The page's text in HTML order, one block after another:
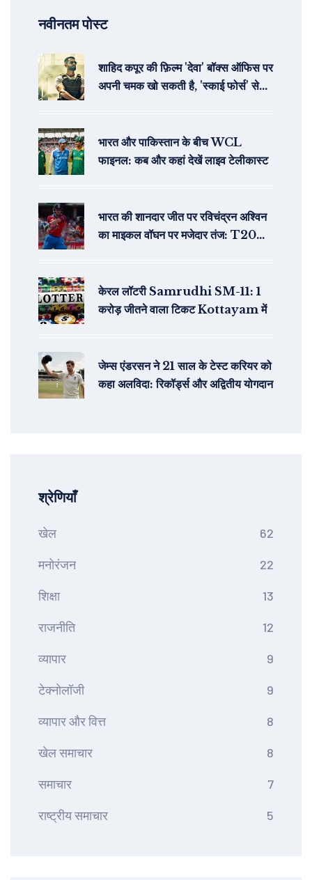
नवीनतम पोस्ट
शाहिद कपूर की फ़िल्म 'देवा' बॉक्स ऑफिस पर
अपनी चमक खो सकती है, 'स्काई फोर्स' से
भारत और पाकिस्तान के बीच WCL
फाइनल: कब और कहां देखें लाइव टेलीकास्ट
भारत की शानदार जीत पर रविचंद्रन अश्विन
का माइकल वॉघन पर मजेदार तंज: T20
केरल लॉटरी Samrudhi SM-11: 1
करोड़ जीतने वाला टिकट Kottayam में
जेम्स एंडरसन ने 21 साल के टेस्ट करियर को
कहा अलविदा: रिकॉर्ड्स और अद्वितीय योगदान
श्रेणियाँ
खेल 62
मनोरंजन 22
शिक्षा 13
राजनीति 12
व्यापार 9
टेक्नोलॉजी 9
व्यापार और वित्त 8
खेल समाचार 8
समाचार 7
राष्ट्रीय समाचार 5